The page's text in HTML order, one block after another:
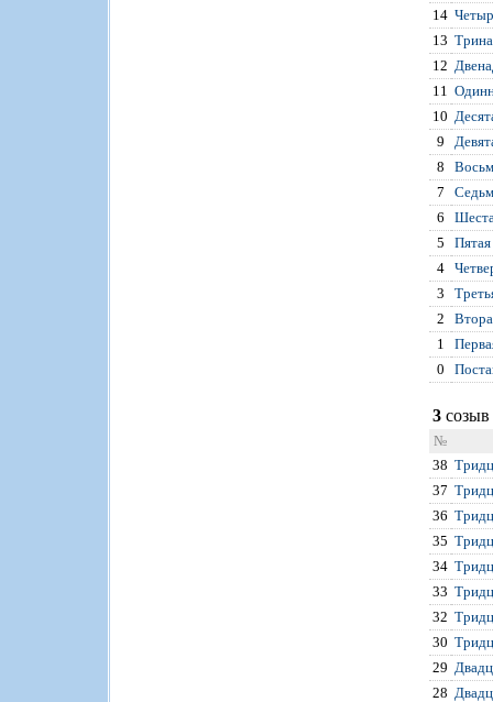
14
13
12
11
10
9
8
7
6
5
4
3
2
1
0
3
№
38
37
36
35
34
33
32
30
29
28